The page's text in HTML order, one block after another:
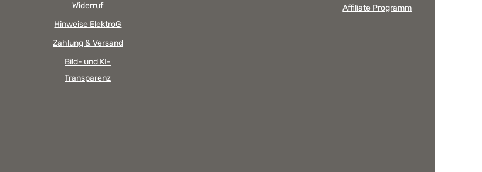
Widerruf
Hinweise ElektroG
Zahlung & Versand
Bild- und KI-
Transparenz
Affiliate Programm